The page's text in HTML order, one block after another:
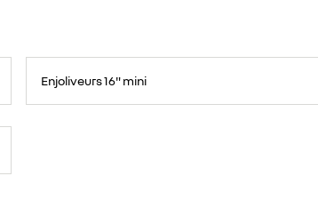
Enjoliveurs 16" mini